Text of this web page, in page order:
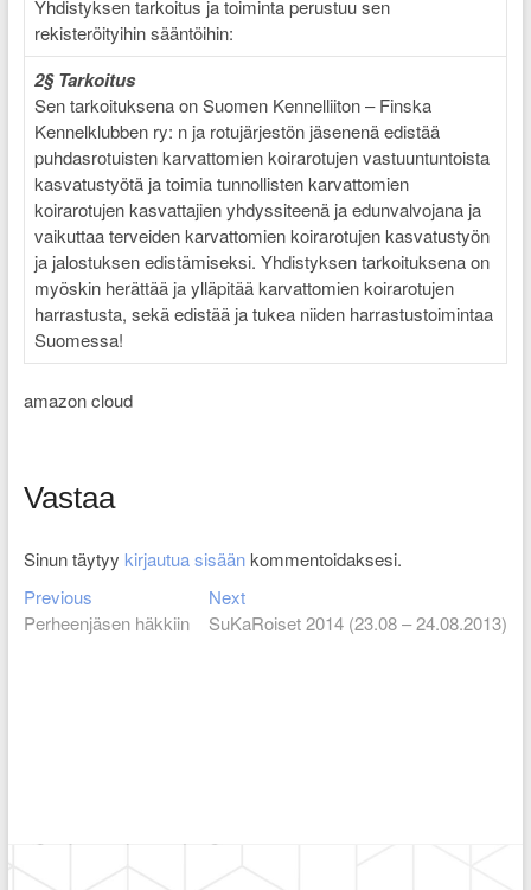
Yhdistyksen tarkoitus ja toiminta perustuu sen
rekisteröityihin sääntöihin:
2§ Tarkoitus
Sen tarkoituksena on Suomen Kennelliiton – Finska
Kennelklubben ry: n ja rotujärjestön jäsenenä edistää
puhdasrotuisten karvattomien koirarotujen vastuuntuntoista
kasvatustyötä ja toimia tunnollisten karvattomien
koirarotujen kasvattajien yhdyssiteenä ja edunvalvojana ja
vaikuttaa terveiden karvattomien koirarotujen kasvatustyön
ja jalostuksen edistämiseksi. Yhdistyksen tarkoituksena on
myöskin herättää ja ylläpitää karvattomien koirarotujen
harrastusta, sekä edistää ja tukea niiden harrastustoimintaa
Suomessa!
amazon cloud
Vastaa
Sinun täytyy kirjautua sisäänkommentoidaksesi.
Artikkelien
selaus
PreviousPrevious
post:
Perheenjäsen häkkiin
NextNext
post:
SuKaRoiset 2014 (23.08 – 24.08.2013)